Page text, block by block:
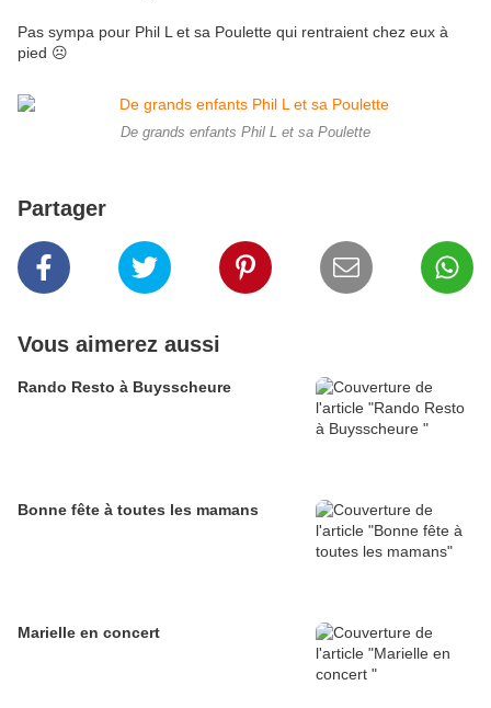
Pas sympa pour Phil L et sa Poulette qui rentraient chez eux à
pied ☹️
De grands enfants Phil L et sa Poulette
Partager
Vous aimerez aussi
Rando Resto à Buysscheure
Bonne fête à toutes les mamans
Marielle en concert